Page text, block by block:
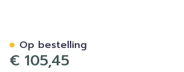
€ 105,45
Op bestelling